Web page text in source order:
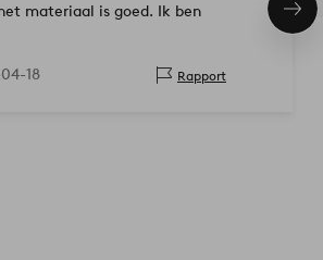
materiaal is goed. Ik ben
18 Rapport